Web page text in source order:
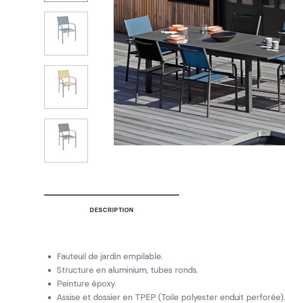
DESCRIPTION
Fauteuil de jardin empilable.
Structure en aluminium, tubes ronds.
Peinture époxy.
Assise et dossier en TPEP (Toile polyester enduit perforée).